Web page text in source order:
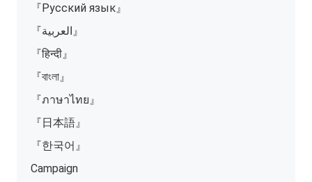
『Русский язык』
『العربية』
『हिन्दी』
『বাংলা』
『ภาษาไทย』
『日本語』
『한국어』
Campaign